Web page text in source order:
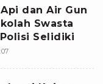
dan Air Gun
Swasta
Selidiki